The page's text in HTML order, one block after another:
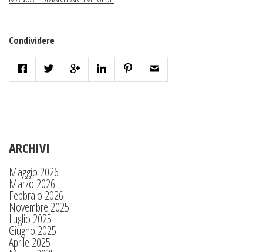
Condividere
ARCHIVI
Maggio 2026
Marzo 2026
Febbraio 2026
Novembre 2025
Luglio 2025
Giugno 2025
Aprile 2025